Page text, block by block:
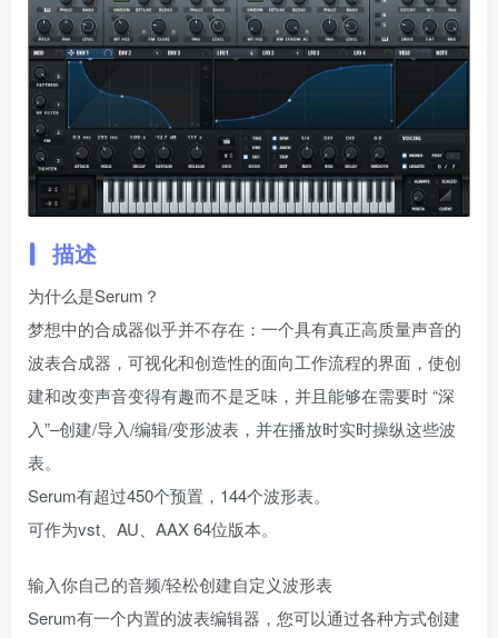
描述
为什么是Serum？
梦想中的合成器似乎并不存在：一个具有真正高质量声音的
波表合成器，可视化和创造性的面向工作流程的界面，使创
建和改变声音变得有趣而不是乏味，并且能够在需要时 “深
入”–创建/导入/编辑/变形波表，并在播放时实时操纵这些波
表。
Serum有超过450个预置，144个波形表。
可作为vst、AU、AAX 64位版本。
输入你自己的音频/轻松创建自定义波形表
Serum有一个内置的波表编辑器，您可以通过各种方式创建